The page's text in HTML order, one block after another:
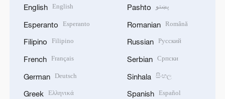
English English
Esperanto Esperanto
Filipino Filipino
French Français
German Deutsch
Greek Ελληνικά
Pashto پښتو
Romanian Română
Russian Русский
Serbian Српски
Sinhala සිංහල
Spanish Español